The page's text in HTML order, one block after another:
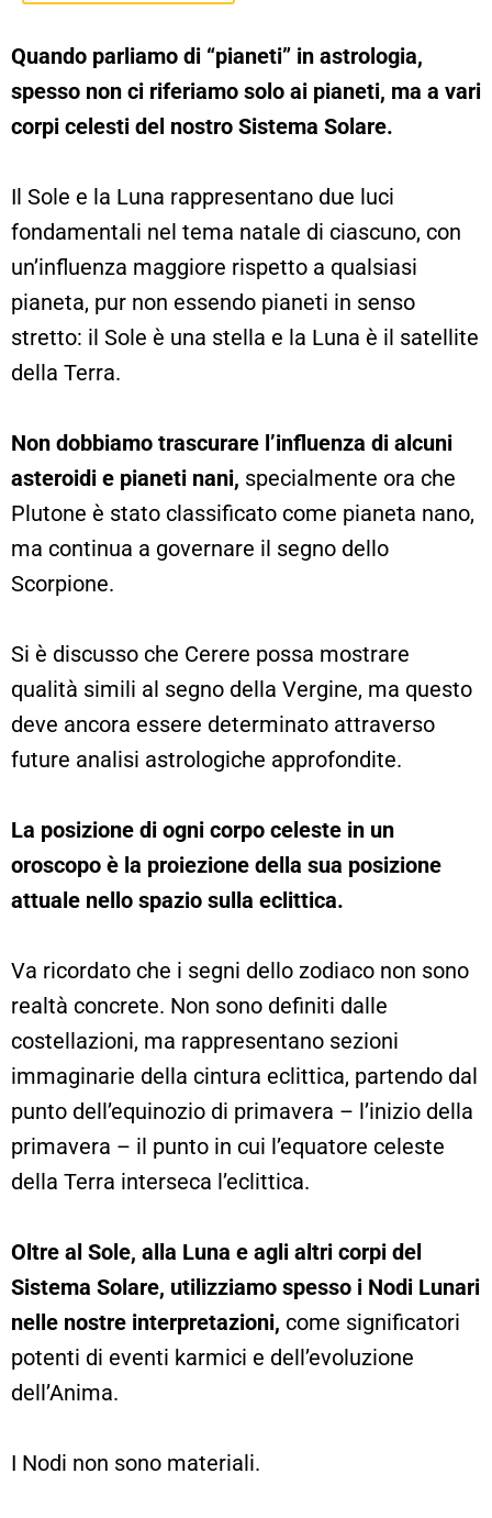
Quando parliamo di “pianeti” in astrologia,
spesso non ci riferiamo solo ai pianeti, ma a vari
corpi celesti del nostro Sistema Solare.
Il Sole e la Luna rappresentano due luci
fondamentali nel tema natale di ciascuno, con
un’influenza maggiore rispetto a qualsiasi
pianeta, pur non essendo pianeti in senso
stretto: il Sole è una stella e la Luna è il satellite
della Terra.
Non dobbiamo trascurare l’influenza di alcuni
asteroidi e pianeti nani, specialmente ora che
Plutone è stato classificato come pianeta nano,
ma continua a governare il segno dello
Scorpione.
Si è discusso che Cerere possa mostrare
qualità simili al segno della Vergine, ma questo
deve ancora essere determinato attraverso
future analisi astrologiche approfondite.
La posizione di ogni corpo celeste in un
oroscopo è la proiezione della sua posizione
attuale nello spazio sulla eclittica.
Va ricordato che i segni dello zodiaco non sono
realtà concrete. Non sono definiti dalle
costellazioni, ma rappresentano sezioni
immaginarie della cintura eclittica, partendo dal
punto dell’equinozio di primavera – l’inizio della
primavera – il punto in cui l’equatore celeste
della Terra interseca l’eclittica.
Oltre al Sole, alla Luna e agli altri corpi del
Sistema Solare, utilizziamo spesso i Nodi Lunari
nelle nostre interpretazioni, come significatori
potenti di eventi karmici e dell’evoluzione
dell’Anima.
I Nodi non sono materiali.